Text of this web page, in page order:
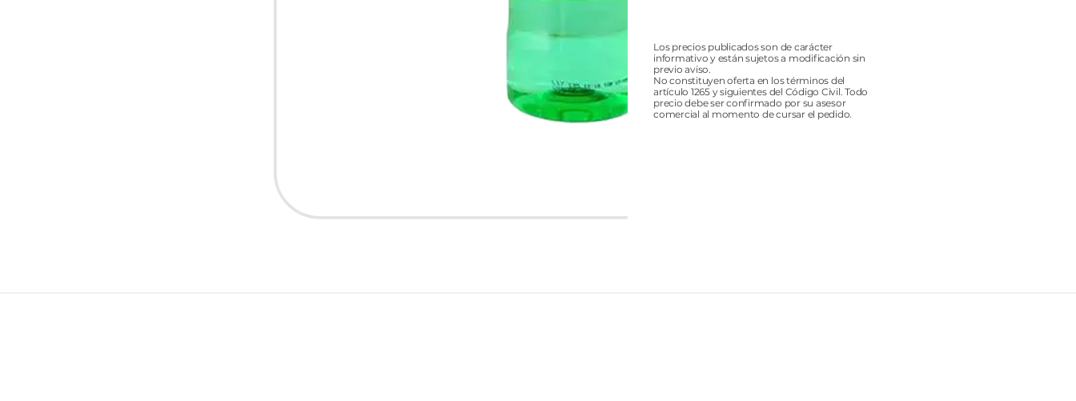
Los precios publicados son de carácter
informativo y están sujetos a modificación sin
previo aviso.
No constituyen oferta en los términos del
artículo 1265 y siguientes del Código Civil. Todo
precio debe ser confirmado por su asesor
comercial al momento de cursar el pedido.